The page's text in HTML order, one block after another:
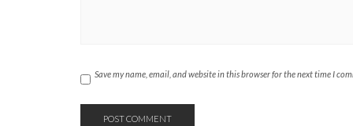
Save my name, email, and website in this browser for the next time I